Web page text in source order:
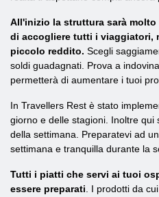
All'inizio la struttura sarà
di accogliere tutti i viaggiatori,
piccolo reddito. Scegli
soldi guadagnati. Prova a
permetterà di aumentare i tuoi
In Travellers Rest è stato
giorno e delle stagioni. Inoltre qui
della settimana. Preparatevi ad
settimana e tranquilla durante la
Tutti i piatti che servi ai tuoi
essere preparati . I prodotti da